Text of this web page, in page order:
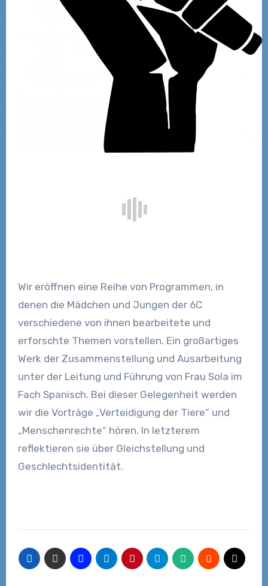
Wir eröffnen eine Reihe von Programmen, in
denen die Mädchen und Jungen der 6C
verschiedene von ihnen bearbeitete und
erforschte Themen vorstellen. Ein großartiges
Werk der Zusammenstellung und Ausarbeitung
unter der Leitung und Führung von Frau Sola im
Fach Spanisch. Bei dieser Gelegenheit werden
wir die Vorträge „Verteidigung der Tiere“ und
„Menschenrechte“ hören. In letzterem
reflektieren sie über Gleichstellung und
Geschlechtsidentität.